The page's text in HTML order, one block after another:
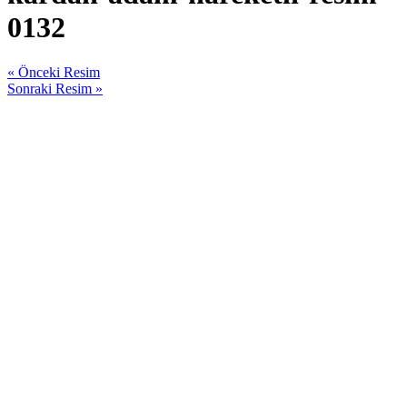
0132
« Önceki Resim
Sonraki Resim »